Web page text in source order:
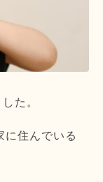
た。
に住んでいる